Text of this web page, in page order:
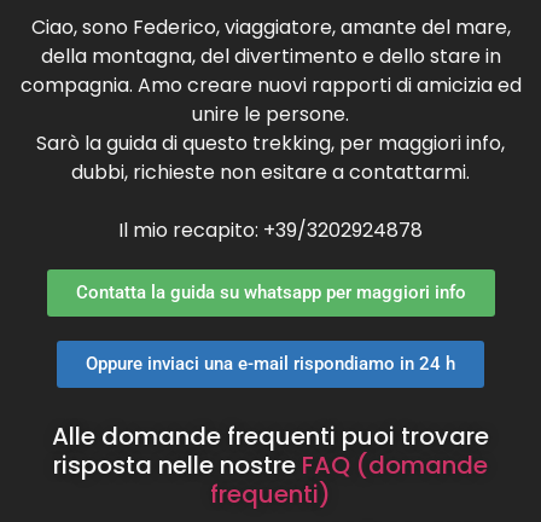
Contatta la guida su whatsapp per maggiori info
Oppure inviaci una e-mail rispondiamo in 24 h
Alle domande frequenti puoi trovare
risposta nelle nostre FAQ (domande
frequenti)
Ciao, sono Federico, viaggiatore, amante del mare,
della montagna, del divertimento e dello stare in
compagnia. Amo creare nuovi rapporti di amicizia ed
unire le persone.
Sarò la guida di questo trekking, per maggiori info,
dubbi, richieste non esitare a contattarmi.
Il mio recapito: +39/3202924878